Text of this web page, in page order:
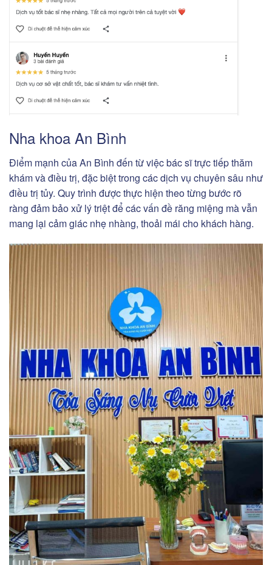
Nha khoa An Bình
Điểm mạnh của An Bình đến từ việc bác sĩ trực tiếp thăm
khám và điều trị, đặc biệt trong các dịch vụ chuyên sâu như
điều trị tủy. Quy trình được thực hiện theo từng bước rõ
ràng đảm bảo xử lý triệt để các vấn đề răng miệng mà vẫn
mang lại cảm giác nhẹ nhàng, thoải mái cho khách hàng.